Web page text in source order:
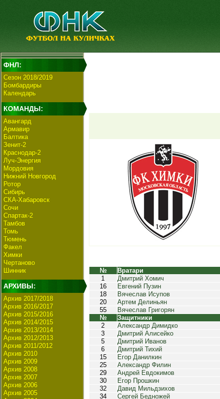
ФНЛ:
Сезон 2018/2019
Бомбардиры
Календарь
КОМАНДЫ:
Авангард
Армавир
Балтика
Зенит-2
Краснодар-2
Луч-Энергия
Мордовия
Нижний Новгород
Ротор
Сибирь
СКА-Хабаровск
Сочи
Спартак-2
Тамбов
Томь
Тюмень
Факел
Химки
Чертаново
Шинник
АРХИВЫ:
Архив 2017/2018
Архив 2016/2017
Архив 2015/2016
Архив 2014/2015
Архив 2013/2014
Архив 2012/2013
Архив 2011/2012
Архив 2010
Архив 2009
Архив 2008
Архив 2007
Архив 2006
Архив 2005
№
Вратари
1
Дмитрий Хомич
16
Евгений Пузин
18
Вячеслав Исупов
20
Артем Делиньян
55
Вячеслав Григорян
№
Защитники
2
Александр Димидко
3
Дмитрий Алисейко
5
Дмитрий Иванов
6
Дмитрий Тихий
15
Егор Данилкин
25
Александр Филин
29
Андрей Евдокимов
30
Егор Прошкин
32
Давид Мильдзихов
34
Сергей Бедножей